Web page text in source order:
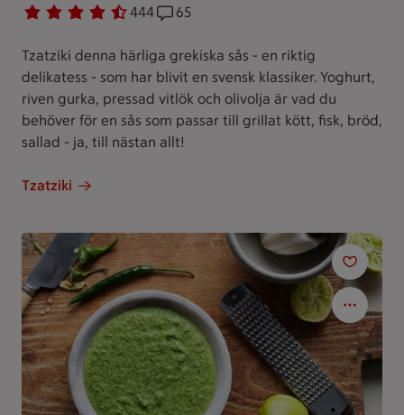
Betyg 4.3 av 5. 444
444 personer har röstatReceptet har 65 kommentarer
65
Tzatziki denna härliga grekiska sås - en riktig
delikatess - som har blivit en svensk klassiker. Yoghurt,
riven gurka, pressad vitlök och olivolja är vad du
behöver för en sås som passar till grillat kött, fisk, bröd,
sallad - ja, till nästan allt!
Tzatziki